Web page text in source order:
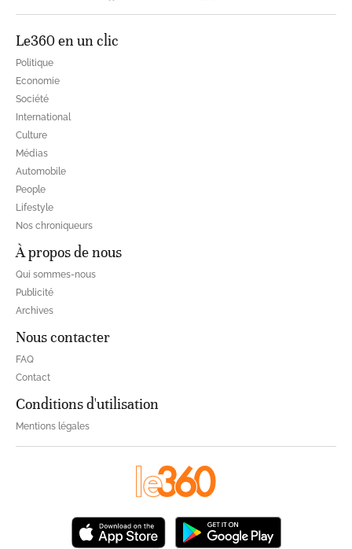
Le360 en un clic
Politique
Economie
Société
International
Culture
Médias
Automobile
People
Lifestyle
Nos chroniqueurs
À propos de nous
Qui sommes-nous
Publicité
Archives
Nous contacter
FAQ
Contact
Conditions d'utilisation
Mentions légales